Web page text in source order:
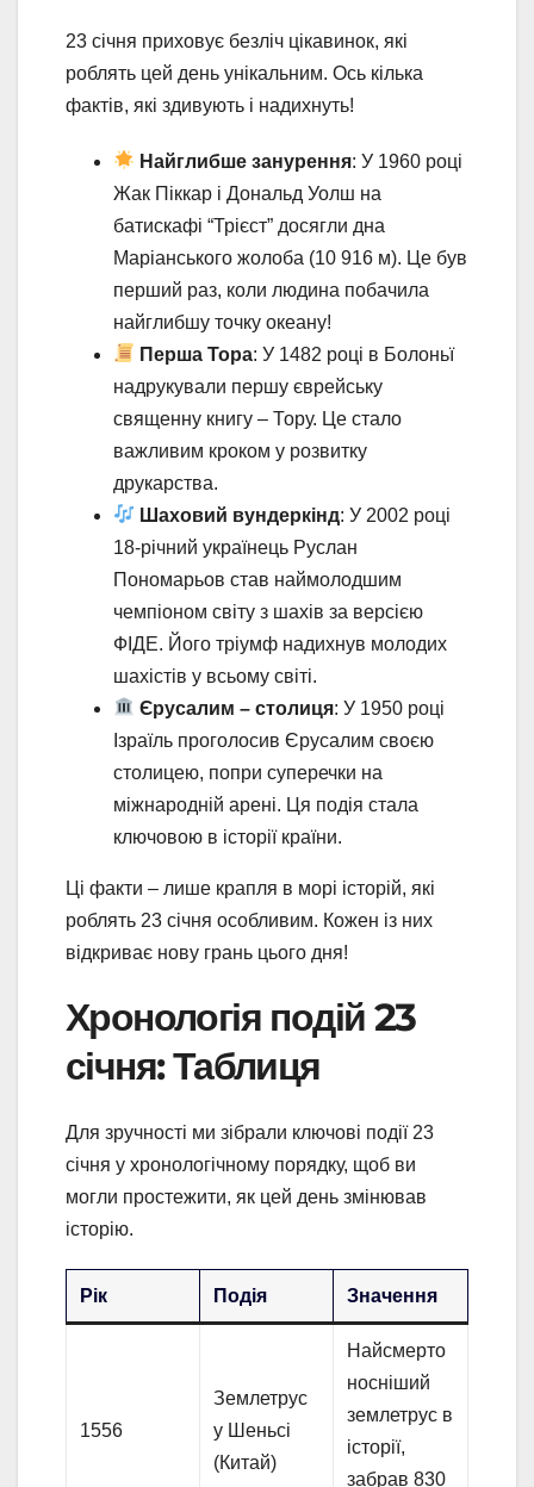
23 січня приховує безліч цікавинок, які
роблять цей день унікальним. Ось кілька
фактів, які здивують і надихнуть!
Найглибше занурення: У 1960 році
Жак Піккар і Дональд Уолш на
батискафі “Трієст” досягли дна
Маріанського жолоба (10 916 м). Це був
перший раз, коли людина побачила
найглибшу точку океану!
Перша Тора: У 1482 році в Болоньї
надрукували першу єврейську
священну книгу – Тору. Це стало
важливим кроком у розвитку
друкарства.
Шаховий вундеркінд: У 2002 році
18-річний українець Руслан
Пономарьов став наймолодшим
чемпіоном світу з шахів за версією
ФІДЕ. Його тріумф надихнув молодих
шахістів у всьому світі.
Єрусалим – столиця: У 1950 році
Ізраїль проголосив Єрусалим своєю
столицею, попри суперечки на
міжнародній арені. Ця подія стала
ключовою в історії країни.
Ці факти – лише крапля в морі історій, які
роблять 23 січня особливим. Кожен із них
відкриває нову грань цього дня!
Хронологія подій 23
січня: Таблиця
Для зручності ми зібрали ключові події 23
січня у хронологічному порядку, щоб ви
могли простежити, як цей день змінював
історію.
Рік Подія Значення
1556
Землетрус
у Шеньсі
(Китай)
Найсмерто
носніший
землетрус в
історії,
забрав 830